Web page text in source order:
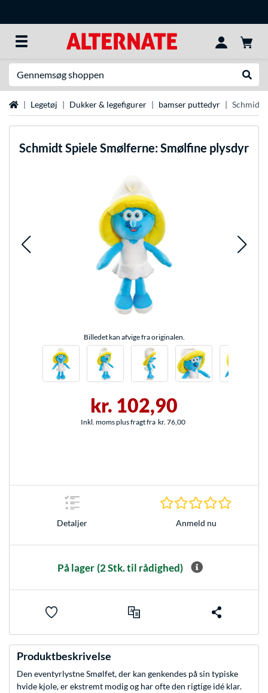
StartsideLegetøj Dukker & legefigurer bamser puttedyr Schmidt
Schmidt Spiele Smølferne: Smølfine plysdyr
Billedet kan afvige fra originalen.
kr. 102,90
Inkl. moms plus fragt fra kr. 76,00
Detaljer Anmeld nu
På lager (2 Stk. til rådighed)
Produktbeskrivelse
Den eventyrlystne Smølfet, der kan genkendes på sin typiske
hvide kjole, er ekstremt modig og har ofte den rigtige idé klar.